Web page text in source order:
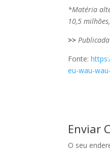
*Matéria
10,5
>>
Fonte:
eu-wau-
Enviar
O seu